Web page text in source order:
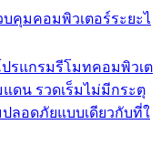
บคุมคอมพิวเตอร์ระยะไ
ปรแกรมรีโมทคอมพิวเต
ดน รวดเร็มไม่มีกระตุ
ลอดภัยแบบเดียวกับที่ใ